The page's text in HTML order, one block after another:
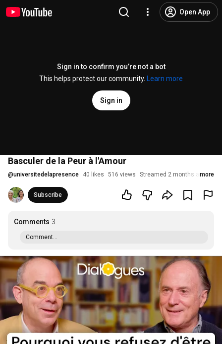
Open App
Sign in to confirm you’re not a bot
This helps protect our community.
Learn more
Sign in
Basculer de la Peur à l'Amour
@universitedelapresence 40 likes 516 views Streamed 2 months agomore
Subscribe
Comments 3
Comment...